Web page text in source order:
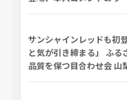
サンシャインレッドも初
と気が引き締まる」 ふ
品質を保つ目合わせ会